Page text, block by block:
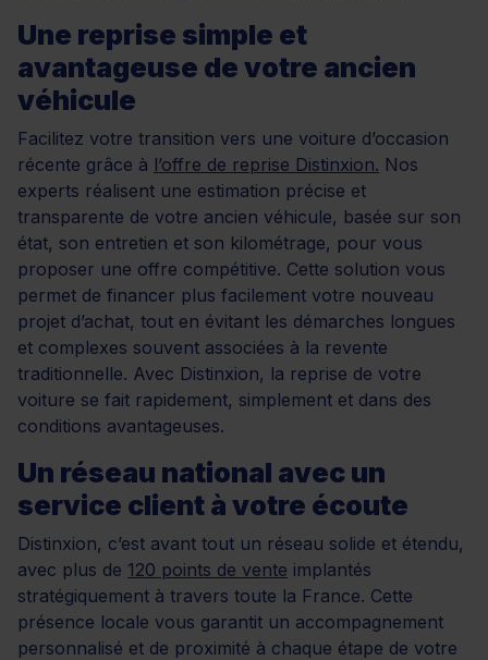
Une reprise simple et
avantageuse de votre ancien
véhicule
Facilitez votre transition vers une voiture d’occasion
récente grâce à l’offre de reprise Distinxion. Nos
experts réalisent une estimation précise et
transparente de votre ancien véhicule, basée sur son
état, son entretien et son kilométrage, pour vous
proposer une offre compétitive. Cette solution vous
permet de financer plus facilement votre nouveau
projet d’achat, tout en évitant les démarches longues
et complexes souvent associées à la revente
traditionnelle. Avec Distinxion, la reprise de votre
voiture se fait rapidement, simplement et dans des
conditions avantageuses.
Un réseau national avec un
service client à votre écoute
Distinxion, c’est avant tout un réseau solide et étendu,
avec plus de 120 points de vente implantés
stratégiquement à travers toute la France. Cette
présence locale vous garantit un accompagnement
personnalisé et de proximité à chaque étape de votre